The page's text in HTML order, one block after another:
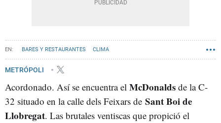
BARES Y RESTAURANTES CLIMA
METRÓPOLI
Acordonado. Así se encuentra el McDonalds de la C-
32 situado en la calle dels Feixars de Sant Boi de
Llobregat. Las brutales ventiscas que propició el